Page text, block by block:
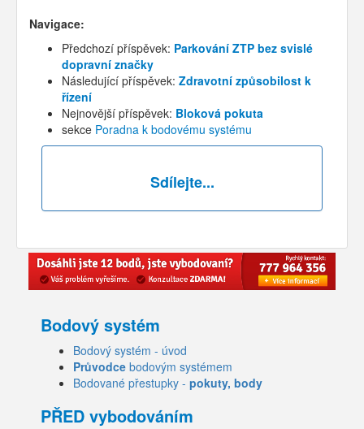
Navigace:
Předchozí příspěvek: Parkování ZTP bez svislé
dopravní značky
Následující příspěvek: Zdravotní způsobilost k
řízení
Nejnovější příspěvek: Bloková pokuta
sekce Poradna k bodovému systému
Sdílejte...
Bodový systém
Bodový systém - úvod
Průvodce bodovým systémem
Bodované přestupky - pokuty, body
PŘED vybodováním